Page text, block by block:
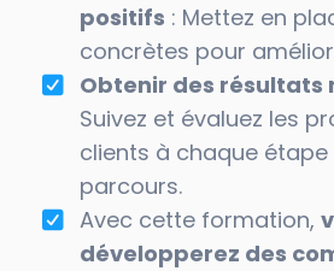
positifs : Mettez en
concrètes pour
Obtenir des résultats
Suivez et évaluez les
clients à chaque étape
parcours.
Avec cette formation,
développerez des